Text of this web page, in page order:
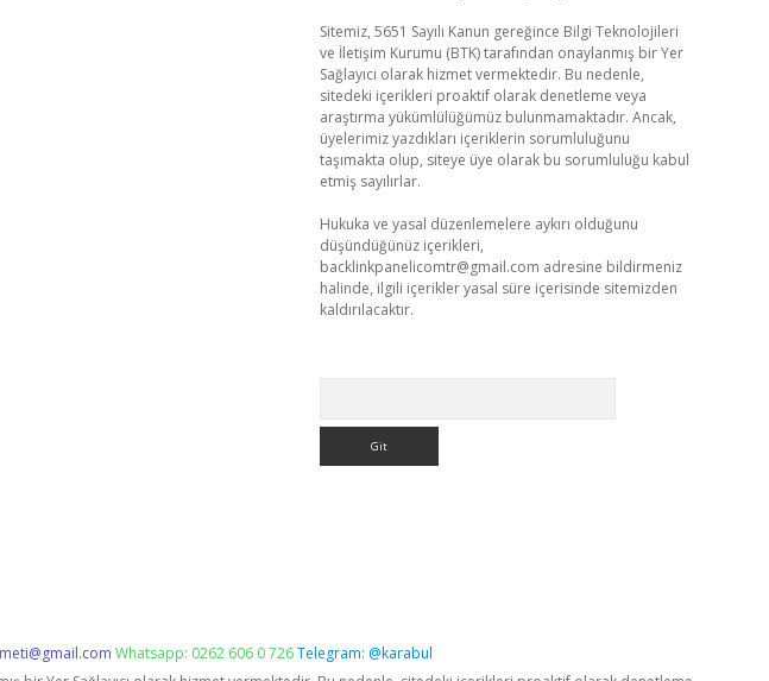
Sitemiz, 5651 Sayılı Kanun gereğince Bilgi Teknolojileri
ve İletişim Kurumu (BTK) tarafından onaylanmış bir Yer
Sağlayıcı olarak hizmet vermektedir. Bu nedenle,
sitedeki içerikleri proaktif olarak denetleme veya
araştırma yükümlülüğümüz bulunmamaktadır. Ancak,
üyelerimiz yazdıkları içeriklerin sorumluluğunu
taşımakta olup, siteye üye olarak bu sorumluluğu kabul
etmiş sayılırlar.
Hukuka ve yasal düzenlemelere aykırı olduğunu
düşündüğünüz içerikleri,
backlinkpanelicomtr@gmail.com adresine bildirmeniz
halinde, ilgili içerikler yasal süre içerisinde sitemizden
kaldırılacaktır.
Whatsapp: 0262 606 0 726Telegram: @karabul